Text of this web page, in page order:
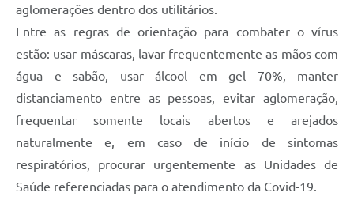
aglomerações dentro dos utilitários.
Entre as regras de orientação para combater o vírus
estão: usar máscaras, lavar frequentemente as mãos com
água e sabão, usar álcool em gel 70%, manter
distanciamento entre as pessoas, evitar aglomeração,
frequentar somente locais abertos e arejados
naturalmente e, em caso de início de sintomas
respiratórios, procurar urgentemente as Unidades de
Saúde referenciadas para o atendimento da Covid-19.